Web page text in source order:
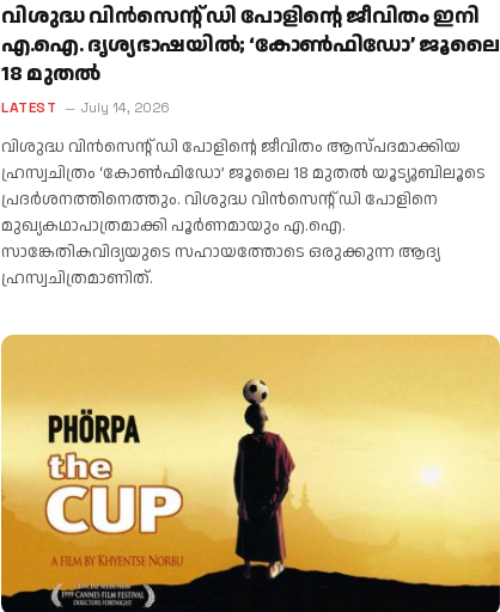
വിശുദ്ധ വിൻസെന്റ് ഡി പോളിന്റെ ജീവിതം ഇനി
എ.ഐ. ദൃശ്യഭാഷയിൽ; ‘കോൺഫിഡോ’ ജൂലൈ
18 മുതൽ
LATEST July 14, 2026
വിശുദ്ധ വിൻസെന്റ് ഡി പോളിന്റെ ജീവിതം ആസ്പദമാക്കിയ
ഹ്രസ്വചിത്രം ‘കോൺഫിഡോ’ ജൂലൈ 18 മുതൽ യൂട്യൂബിലൂടെ
പ്രദർശനത്തിനെത്തും. വിശുദ്ധ വിൻസെന്റ് ഡി പോളിനെ
മുഖ്യകഥാപാത്രമാക്കി പൂർണമായും എ.ഐ.
സാങ്കേതികവിദ്യയുടെ സഹായത്തോടെ ഒരുക്കുന്ന ആദ്യ
ഹ്രസ്വചിത്രമാണിത്.